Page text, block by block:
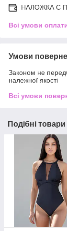
НАЛОЖКА С
Всі умови
Умови
Законом не
належної якості
Всі умови
Подібні товари